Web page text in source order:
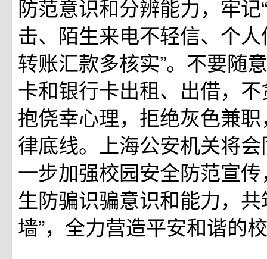
防范意识和分辨能力，牢记
击、陌生来电不轻信、个
转账汇款多核实”。不要随
卡和银行卡出租、出借，
抱侥幸心理，拒绝灰色兼
律底线。上海公安机关将
一步加强校园安全防范宣
生防骗识骗意识和能力，共
墙”，全力营造平安和谐的